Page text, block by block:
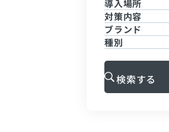
導入場所
対策内容
ブランド
種別
検索する